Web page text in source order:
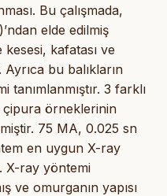
Bu çalışmada,
elde edilmiş
kafatası ve
bu balıkların
3 farklı
çipura örneklerinin
75 MA, 0.025 sn
en uygun X-ray
X-ray yöntemi
ve omurganın yapısı